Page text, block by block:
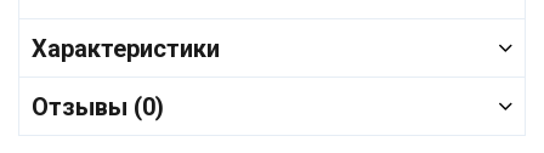
Характеристики
Отзывы (0)